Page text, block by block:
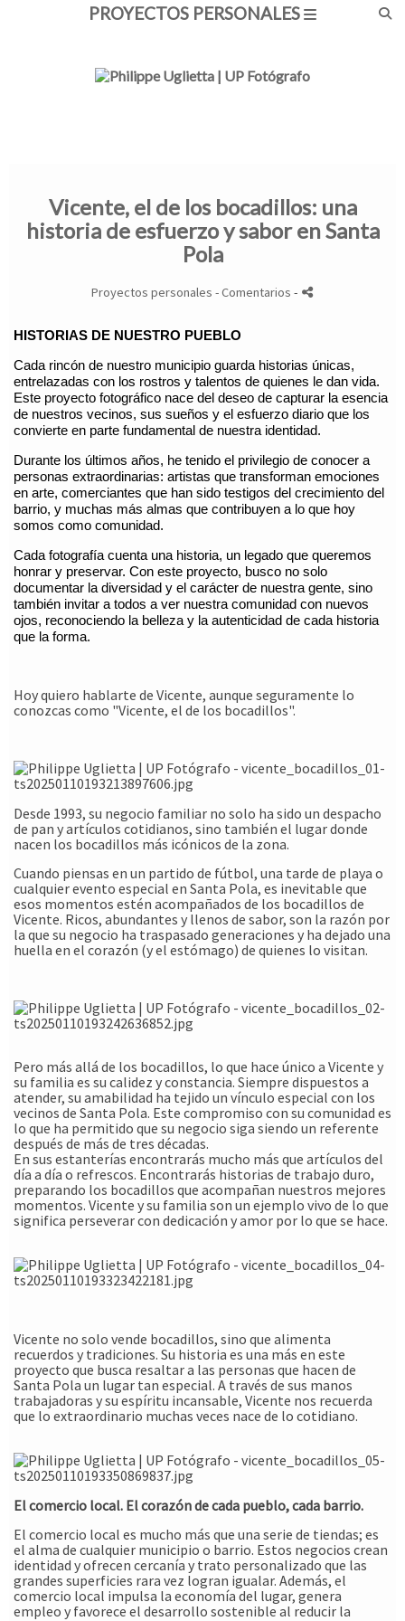
PROYECTOS PERSONALES
Vicente, el de los bocadillos: una
historia de esfuerzo y sabor en Santa
Pola
Proyectos personales - Comentarios -
HISTORIAS DE NUESTRO PUEBLO
Cada rincón de nuestro municipio guarda historias únicas,
entrelazadas con los rostros y talentos de quienes le dan vida.
Este proyecto fotográfico nace del deseo de capturar la esencia
de nuestros vecinos, sus sueños y el esfuerzo diario que los
convierte en parte fundamental de nuestra identidad.
Durante los últimos años, he tenido el privilegio de conocer a
personas extraordinarias: artistas que transforman emociones
en arte, comerciantes que han sido testigos del crecimiento del
barrio, y muchas más almas que contribuyen a lo que hoy
somos como comunidad.
Cada fotografía cuenta una historia, un legado que queremos
honrar y preservar. Con este proyecto, busco no solo
documentar la diversidad y el carácter de nuestra gente, sino
también invitar a todos a ver nuestra comunidad con nuevos
ojos, reconociendo la belleza y la autenticidad de cada historia
que la forma.
Hoy quiero hablarte de Vicente, aunque seguramente lo
conozcas como "Vicente, el de los bocadillos".
Desde 1993, su negocio familiar no solo ha sido un despacho
de pan y artículos cotidianos, sino también el lugar donde
nacen los bocadillos más icónicos de la zona.
Cuando piensas en un partido de fútbol, una tarde de playa o
cualquier evento especial en Santa Pola, es inevitable que
esos momentos estén acompañados de los bocadillos de
Vicente. Ricos, abundantes y llenos de sabor, son la razón por
la que su negocio ha traspasado generaciones y ha dejado una
huella en el corazón (y el estómago) de quienes lo visitan.
Pero más allá de los bocadillos, lo que hace único a Vicente y
su familia es su calidez y constancia. Siempre dispuestos a
atender, su amabilidad ha tejido un vínculo especial con los
vecinos de Santa Pola. Este compromiso con su comunidad es
lo que ha permitido que su negocio siga siendo un referente
después de más de tres décadas.
En sus estanterías encontrarás mucho más que artículos del
día a día o refrescos. Encontrarás historias de trabajo duro,
preparando los bocadillos que acompañan nuestros mejores
momentos. Vicente y su familia son un ejemplo vivo de lo que
significa perseverar con dedicación y amor por lo que se hace.
Vicente no solo vende bocadillos, sino que alimenta
recuerdos y tradiciones. Su historia es una más en este
proyecto que busca resaltar a las personas que hacen de
Santa Pola un lugar tan especial. A través de sus manos
trabajadoras y su espíritu incansable, Vicente nos recuerda
que lo extraordinario muchas veces nace de lo cotidiano.
El comercio local. El corazón de cada pueblo, cada barrio.
El comercio local es mucho más que una serie de tiendas; es
el alma de cualquier municipio o barrio. Estos negocios crean
identidad y ofrecen cercanía y trato personalizado que las
grandes superficies rara vez logran igualar. Además, el
comercio local impulsa la economía del lugar, genera
empleo y favorece el desarrollo sostenible al reducir la